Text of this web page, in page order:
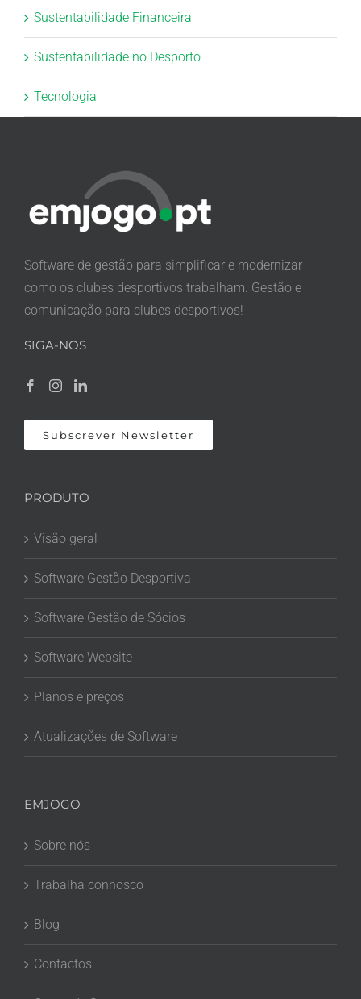
Sustentabilidade Financeira
Sustentabilidade no Desporto
Tecnologia
Software de gestão para simplificar e modernizar
como os clubes desportivos trabalham. Gestão e
comunicação para clubes desportivos!
SIGA-NOS
Subscrever Newsletter
PRODUTO
Visão geral
Software Gestão Desportiva
Software Gestão de Sócios
Software Website
Planos e preços
Atualizações de Software
EMJOGO
Sobre nós
Trabalha connosco
Blog
Contactos